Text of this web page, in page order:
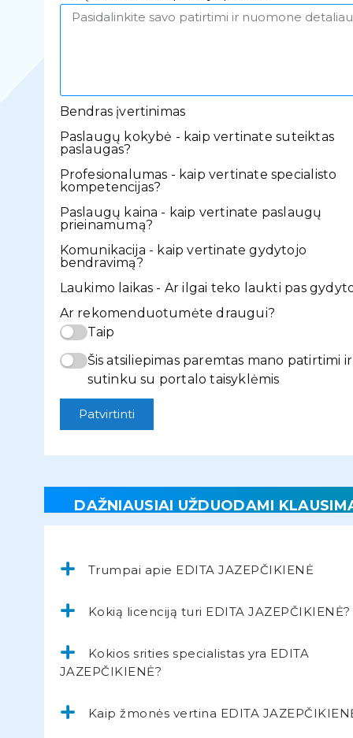
Bendras įvertinimas
Paslaugų kokybė - kaip vertinate suteiktas
paslaugas?
Profesionalumas - kaip vertinate specialisto
kompetencijas?
Paslaugų kaina - kaip vertinate paslaugų
prieinamumą?
Komunikacija - kaip vertinate gydytojo
bendravimą?
Laukimo laikas - Ar ilgai teko laukti pas
Ar rekomenduotumėte draugui?
Taip
Šis atsiliepimas paremtas mano patirtimi ir
sutinku su portalo taisyklėmis
Patvirtinti
DAŽNIAUSIAI UŽDUODAMI
Trumpai apie EDITA JAZEPČIKIENĖ
Kokią licenciją turi EDITA JAZEPČIKIENĖ?
Kokios srities specialistas yra EDITA
JAZEPČIKIENĖ?
Kaip žmonės vertina EDITA